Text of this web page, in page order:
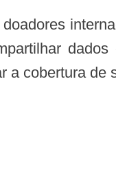
a cobertura de